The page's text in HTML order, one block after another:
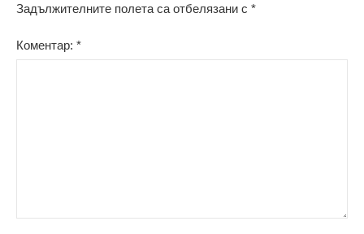
Задължителните полета са отбелязани с *
Коментар: *